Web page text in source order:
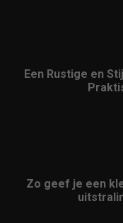
Een Rustige en
Zo geef je een